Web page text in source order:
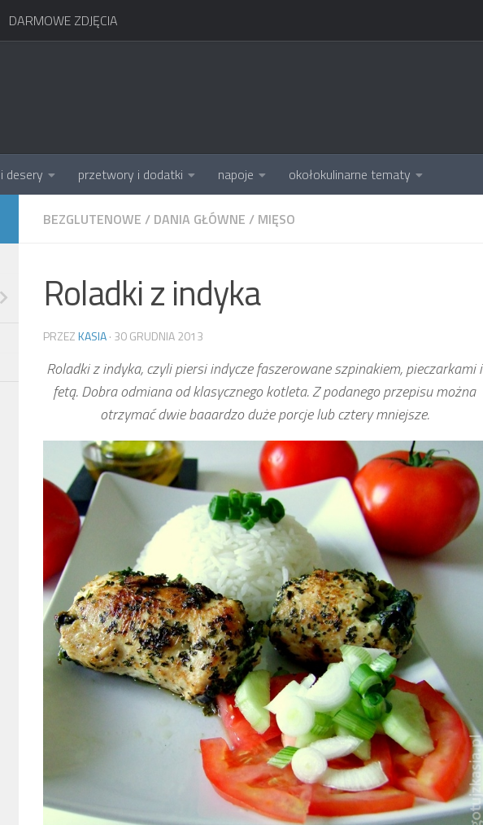
DARMOWE ZDJĘCIA
desery przetwory i dodatki napoje okołokulinarne tematy
BEZGLUTENOWE / DANIA GŁÓWNE / MIĘSO
Roladki z indyka
PRZEZKASIA· 30 GRUDNIA 2013
Roladki z indyka, czyli piersi indycze faszerowane szpinakiem, pieczarkami i
fetą. Dobra odmiana od klasycznego kotleta. Z podanego przepisu można
otrzymać dwie baaardzo duże porcje lub cztery mniejsze.